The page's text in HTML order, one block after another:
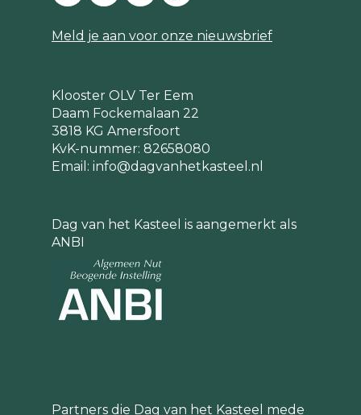
Meld je aan voor onze nieuwsbrief
Klooster OLV Ter Eem
Daam Fockemalaan 22
3818 KG Amersfoort
KvK-nummer: 82658080
Email: info@dagvanhetkasteel.nl
Dag van het Kasteel is aangemerkt als
ANBI
Partners die Dag van het Kasteel mede